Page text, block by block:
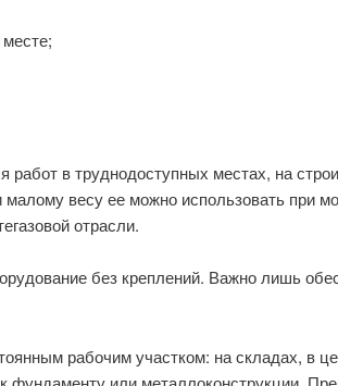
в труднодоступных местах, на
весу ее можно использовать при
отрасли.
без креплений. Важно лишь
рабочим участком: на складах, в